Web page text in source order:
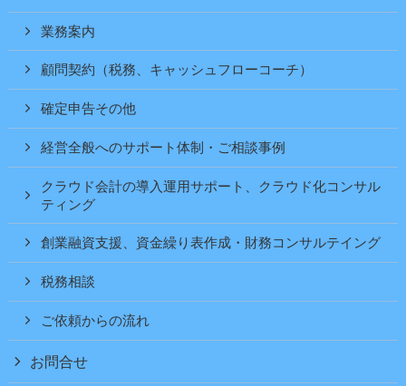
業務案内
顧問契約（税務、キャッシュフローコーチ）
確定申告その他
経営全般へのサポート体制・ご相談事例
クラウド会計の導入運用サポート、クラウド化コンサル
ティング
創業融資支援、資金繰り表作成・財務コンサルテイング
税務相談
ご依頼からの流れ
お問合せ